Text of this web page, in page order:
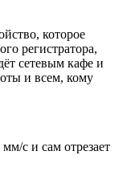
которое
регистратора,
сетевым кафе и
и всем, кому
c и сам отрезает